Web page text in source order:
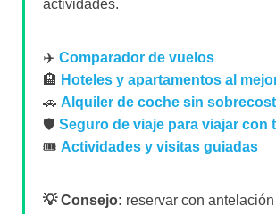
actividades.
✈️ Comparador de vuelos
🏨 Hoteles y apartamentos al
🚗 Alquiler de coche sin
🛡️ Seguro de viaje para viajar con
🎟️ Actividades y visitas guiadas
💡 Consejo: reservar con